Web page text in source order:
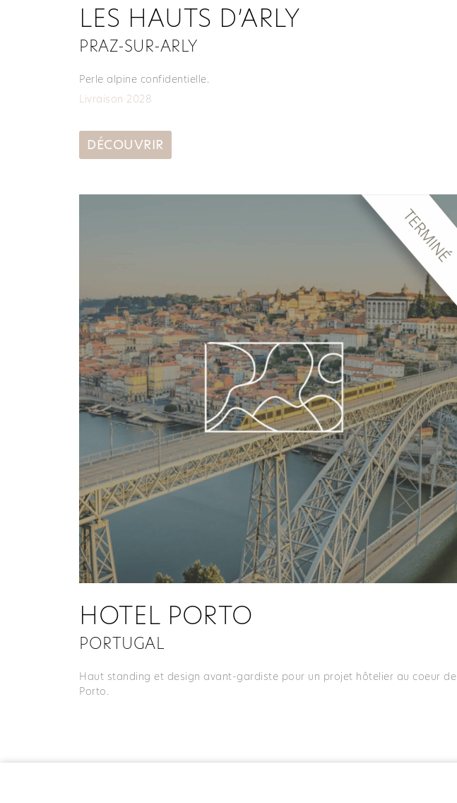
LES HAUTS D’ARLY
PRAZ-SUR-ARLY
Perle alpine confidentielle.
Livraison 2028
DÉCOUVRIR
HOTEL PORTO
PORTUGAL
Haut standing et design avant-gardiste pour un projet hôtelier au coeur de
Porto.